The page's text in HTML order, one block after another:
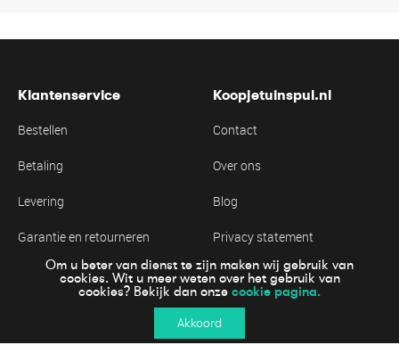
Om u beter van dienst te zijn maken wij gebruik van
cookies. Wit u meer weten over het gebruik van
cookies? Bekijk dan onze cookie pagina.
Akkoord
Klantenservice
Bestellen
Betaling
Levering
Garantie en retourneren
Algemene voorwaarden
Koopjetuinspul.nl
Contact
Over ons
Blog
Privacy statement
Cookie statement
Online veiling betalen